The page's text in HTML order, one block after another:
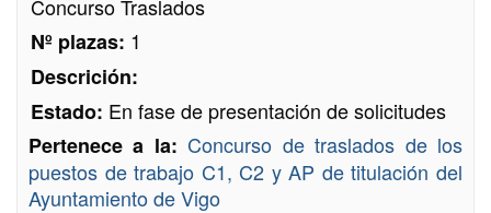
Concurso Traslados
Nº plazas: 1
Descrición:
Estado: En fase de presentación de solicitudes
Pertenece a la: Concurso de traslados de los
puestos de trabajo C1, C2 y AP de titulación del
Ayuntamiento de Vigo